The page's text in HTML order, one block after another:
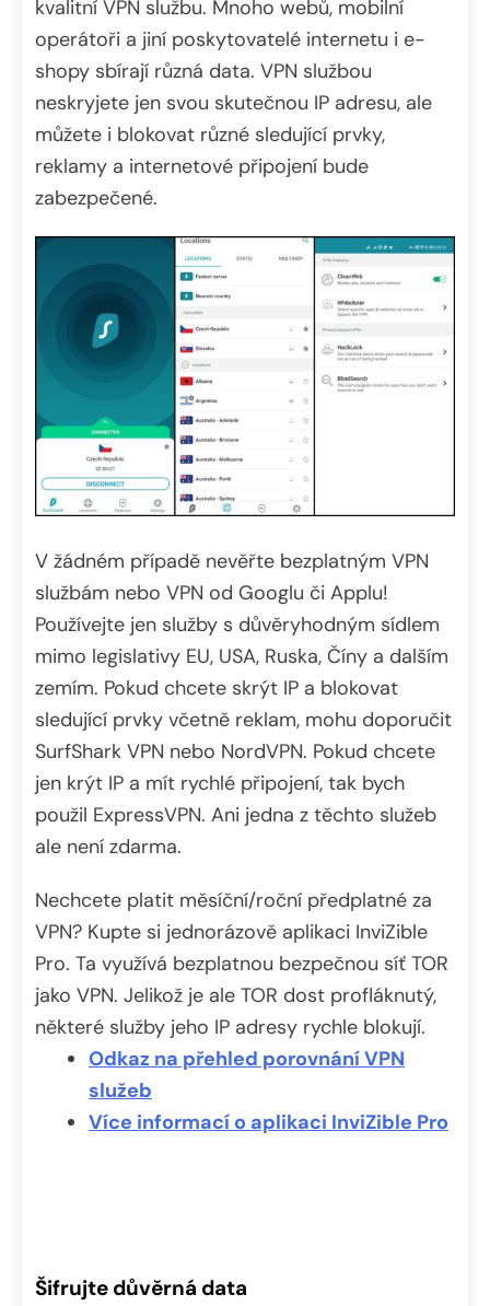
kvalitní VPN službu. Mnoho webů, mobilní
operátoři a jiní poskytovatelé internetu i e-
shopy sbírají různá data. VPN službou
neskryjete jen svou skutečnou IP adresu, ale
můžete i blokovat různé sledující prvky,
reklamy a internetové připojení bude
zabezpečené.
V žádném případě nevěřte bezplatným VPN
službám nebo VPN od Googlu či Applu!
Používejte jen služby s důvěryhodným sídlem
mimo legislativy EU, USA, Ruska, Číny a dalším
zemím. Pokud chcete skrýt IP a blokovat
sledující prvky včetně reklam, mohu doporučit
SurfShark VPN nebo NordVPN. Pokud chcete
jen krýt IP a mít rychlé připojení, tak bych
použil ExpressVPN. Ani jedna z těchto služeb
ale není zdarma.
Nechcete platit měsíční/roční předplatné za
VPN? Kupte si jednorázově aplikaci InviZible
Pro. Ta využívá bezplatnou bezpečnou síť TOR
jako VPN. Jelikož je ale TOR dost profláknutý,
některé služby jeho IP adresy rychle blokují.
Odkaz na přehled porovnání VPN
služeb
Více informací o aplikaci InviZible Pro
Šifrujte důvěrná data